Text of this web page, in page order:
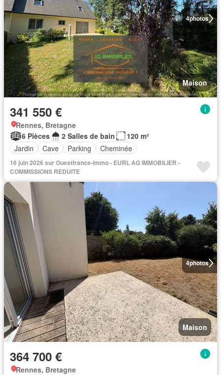
4photos
Maison
341 550 €
Rennes, Bretagne
6 Pièces
2 Salles de bain
120 m²
Jardin
Cave Parking Cheminée
16 juin 2026 sur Ouestfrance-immo - EURL AG IMMOBILIER -
COMMISSIONS REDUITE
4photos
Maison
364 700 €
Rennes, Bretagne